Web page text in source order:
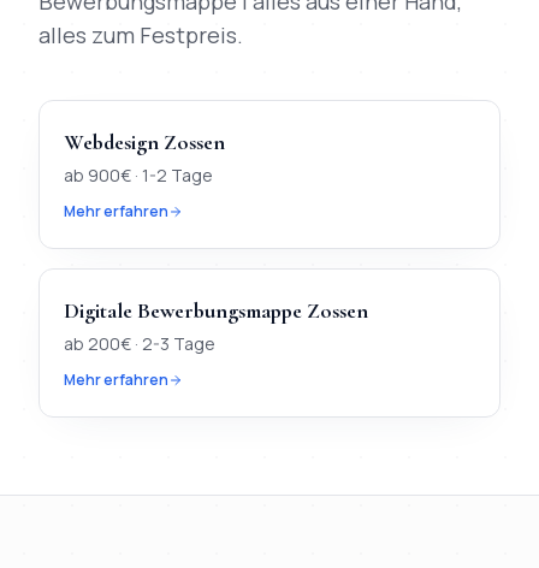
alles zum Festpreis.
Webdesign Zossen
ab 900€ · 1-2 Tage
Mehr erfahren
Digitale Bewerbungsmappe Zossen
ab 200€ · 2-3 Tage
Mehr erfahren